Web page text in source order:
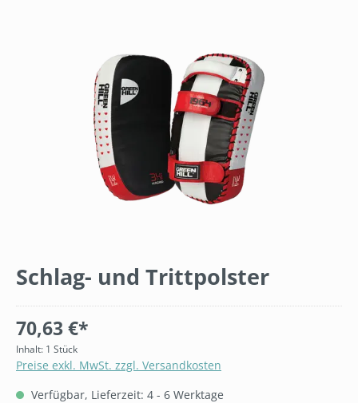
Schlag- und Trittpolster
70,63 €*
Inhalt: 1 Stück
Preise exkl. MwSt. zzgl. Versandkosten
Verfügbar, Lieferzeit: 4 - 6 Werktage